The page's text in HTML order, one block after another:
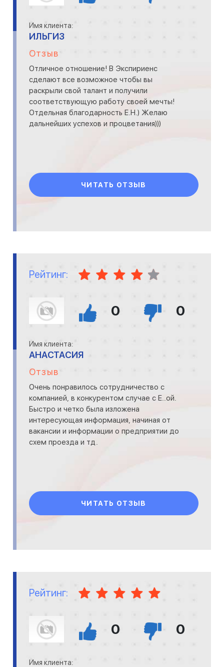
Имя клиента:
ИЛЬГИЗ
Отзыв
Отличное отношение! В Экспириенс
сделают все возможное чтобы вы
раскрыли свой талант и получили
соответствующую работу своей мечты!
Отдельная благодарность Е.Н.) Желаю
дальнейших успехов и процветания)))
ЧИТАТЬ ОТЗЫВ
Рейтинг:
0 0
Имя клиента:
АНАСТАСИЯ
Отзыв
Очень понравилось сотрудничество с
компанией, в конкурентом случае с Е..ой.
Быстро и четко была изложена
интересующая информация, начиная от
вакансии и информации о предприятии до
схем проезда и тд.
ЧИТАТЬ ОТЗЫВ
Рейтинг:
0 0
Имя клиента: